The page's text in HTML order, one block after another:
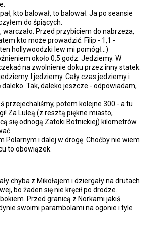
kto balował, to balował. Ja po seansie
do śpiących.
warczało. Przed przybiciem do nabrzeża,
kto może prowadzić. Filip - 1,1 -
hollywoodzki lew mi pomógł...)
około 0,5 godz. Jedziemy. W
na zwolnienie doku przez inny statek.
I jedziemy. Cały czas jedziemy i
Tak, daleko jeszcze - odpowiadam,
przejechaliśmy, potem kolejne 300 - a tu
Za Luleą (z resztą piękne miasto,
się odnogą Zatoki Botnickiej) kilometrów
Polarnym i dalej w drogę. Choćby nie wiem
to obowiązek.
chyba z Mikołajem i dziergały na drutach
bo żaden się nie kręcił po drodze.
Przed granicą z Norkami jakiś
swoimi parambolami na ogonie i tyle